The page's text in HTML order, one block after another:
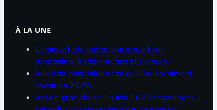
À LA UNE
Comment récupérer son argent sur
predissime 9 : démarches et recours
Julien delmas salaire : ce qu’il faut vraiment
savoir en 2026
Action gratuite air liquide 2025 : conditions,